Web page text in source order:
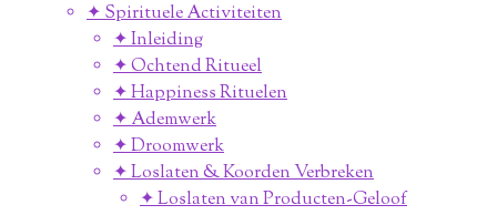
✦ Spirituele Activiteiten
✦ Inleiding
✦ Ochtend Ritueel
✦ Happiness Rituelen
✦ Ademwerk
✦ Droomwerk
✦ Loslaten & Koorden Verbreken
✦ Loslaten van Producten-Geloof